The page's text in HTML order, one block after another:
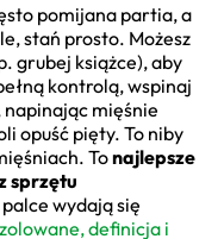
pomijana partia, a
stań prosto. Możesz
grubej książce), aby
kontrolą, wspinaj
mięśnie
opuść pięty. To niby
Tonajlepsze
sprzętu
wydają się
definicja i